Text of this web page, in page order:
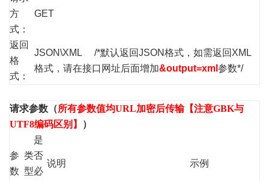
方
式：
GET
返回
格
式：
JSON\XML /*默认返回JSON格式，如需返回XML
格式，请在接口网址后面增加&output=xml 参数*/
请求参数（所有参数值均URL加密后传输【注意GBK与
UTF8编码区别】
）
参
数
类
型
是
否
必
说明 示例